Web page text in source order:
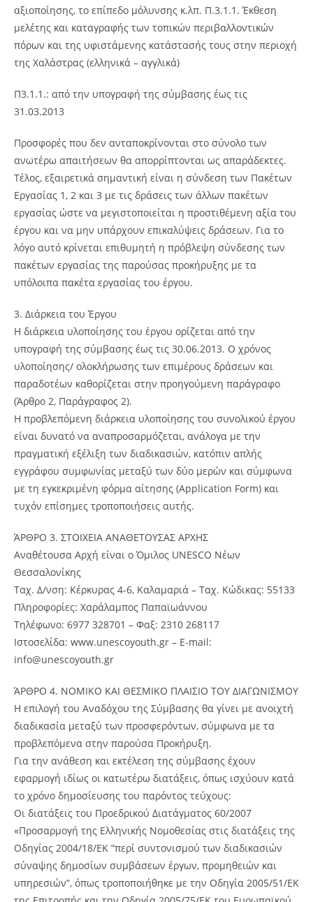
αξιοποίησης, το επίπεδο μόλυνσης κ.λπ. Π.3.1.1. Έκθεση
μελέτης και καταγραφής των τοπικών περιβαλλοντικών
πόρων και της υφιστάμενης κατάστασής τους στην περιοχή
της Χαλάστρας (ελληνικά – αγγλικά)
Π3.1.1.: από την υπογραφή της σύμβασης έως τις
31.03.2013
Προσφορές που δεν ανταποκρίνονται στο σύνολο των
ανωτέρω απαιτήσεων θα απορρίπτονται ως απαράδεκτες.
Τέλος, εξαιρετικά σημαντική είναι η σύνδεση των Πακέτων
Εργασίας 1, 2 και 3 με τις δράσεις των άλλων πακέτων
εργασίας ώστε να μεγιστοποιείται η προστιθέμενη αξία του
έργου και να μην υπάρχουν επικαλύψεις δράσεων. Για το
λόγο αυτό κρίνεται επιθυμητή η πρόβλεψη σύνδεσης των
πακέτων εργασίας της παρούσας προκήρυξης με τα
υπόλοιπα πακέτα εργασίας του έργου.
3. Διάρκεια του Έργου
Η διάρκεια υλοποίησης του έργου ορίζεται από την
υπογραφή της σύμβασης έως τις 30.06.2013. Ο χρόνος
υλοποίησης/ ολοκλήρωσης των επιμέρους δράσεων και
παραδοτέων καθορίζεται στην προηγούμενη παράγραφο
(Άρθρο 2, Παράγραφος 2).
Η προβλεπόμενη διάρκεια υλοποίησης του συνολικού έργου
είναι δυνατό να αναπροσαρμόζεται, ανάλογα με την
πραγματική εξέλιξη των διαδικασιών, κατόπιν απλής
εγγράφου συμφωνίας μεταξύ των δύο μερών και σύμφωνα
με τη εγκεκριμένη φόρμα αίτησης (Application Form) και
τυχόν επίσημες τροποποιήσεις αυτής.
ΆΡΘΡΟ 3. ΣΤΟΙΧΕΙΑ ΑΝΑΘΕΤΟΥΣΑΣ ΑΡΧΗΣ
Αναθέτουσα Αρχή είναι ο Όμιλος UNESCO Νέων
Θεσσαλονίκης
Ταχ. Δ/νση: Κέρκυρας 4-6, Καλαμαριά – Ταχ. Κώδικας: 55133
Πληροφορίες: Χαράλαμπος Παπαϊωάννου
Τηλέφωνο: 6977 328701 – Φαξ: 2310 268117
Ιστοσελίδα: www.unescoyouth.gr – Ε-mail:
info@unescoyouth.gr
ΆΡΘΡΟ 4. ΝΟΜΙΚΟ ΚΑΙ ΘΕΣΜΙΚΟ ΠΛΑΙΣΙΟ ΤΟΥ ΔΙΑΓΩΝΙΣΜΟΥ
Η επιλογή του Αναδόχου της Σύμβασης θα γίνει με ανοιχτή
διαδικασία μεταξύ των προσφερόντων, σύμφωνα με τα
προβλεπόμενα στην παρούσα Προκήρυξη.
Για την ανάθεση και εκτέλεση της σύμβασης έχουν
εφαρμογή ιδίως οι κατωτέρω διατάξεις, όπως ισχύουν κατά
το χρόνο δημοσίευσης του παρόντος τεύχους:
Οι διατάξεις του Προεδρικού Διατάγματος 60/2007
«Προσαρμογή της Ελληνικής Νομοθεσίας στις διατάξεις της
Οδηγίας 2004/18/ΕΚ “περί συντονισμού των διαδικασιών
σύναψης δημοσίων συμβάσεων έργων, προμηθειών και
υπηρεσιών”, όπως τροποποιήθηκε με την Οδηγία 2005/51/ΕΚ